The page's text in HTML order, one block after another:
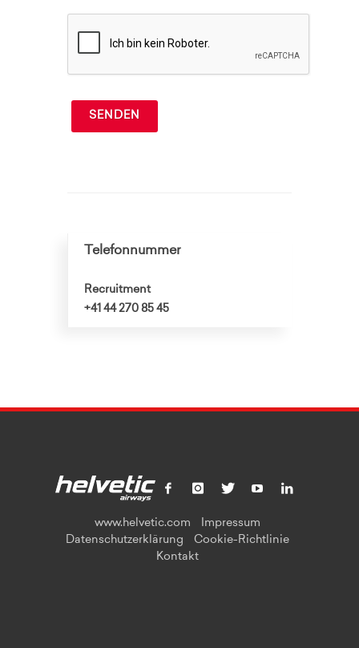
SENDEN
Telefonnummer
Recruitment
+41 44 270 85 45
www.helvetic.com
Impressum
Datenschutzerklärung
Cookie-Richtlinie
Kontakt